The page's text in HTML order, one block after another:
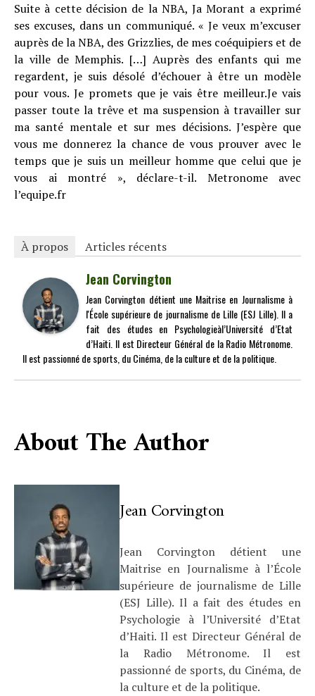
Suite à cette décision de la NBA, Ja Morant a exprimé
ses excuses, dans un communiqué. « Je veux m’excuser
auprès de la NBA, des Grizzlies, de mes coéquipiers et de
la ville de Memphis. […] Auprès des enfants qui me
regardent, je suis désolé d’échouer à être un modèle
pour vous. Je promets que je vais être meilleur.Je vais
passer toute la trêve et ma suspension à travailler sur
ma santé mentale et sur mes décisions. J’espère que
vous me donnerez la chance de vous prouver avec le
temps que je suis un meilleur homme que celui que je
vous ai montré », déclare-t-il. Metronome avec
l’equipe.fr
À propos Articles récents
Jean Corvington
Jean Corvington détient une Maitrise en Journalisme à
l'École supérieure de journalisme de Lille (ESJ Lille). Il a
fait des études en Psychologieàl’Université d’Etat
d’Haiti. Il est Directeur Général de la Radio Métronome.
Il est passionné de sports, du Cinéma, de la culture et de la politique.
About The Author
Jean Corvington
Jean Corvington détient une
Maitrise en Journalisme à l’École
supérieure de journalisme de Lille
(ESJ Lille). Il a fait des études en
Psychologie à l’Université d’Etat
d’Haiti. Il est Directeur Général de
la Radio Métronome. Il est
passionné de sports, du Cinéma, de
la culture et de la politique.